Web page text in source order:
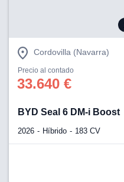
Cordovilla (Navarra)
Precio al contado
33.640 €
BYD Seal 6 DM-i Boost
2026 Híbrido 183 CV